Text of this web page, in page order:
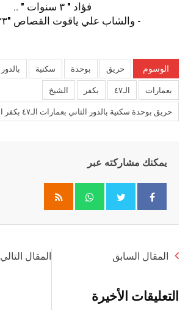
فؤاد " ٣ سنوات " ..
- والشاب علي ياقوت القصاص "٢٣ عام " ..
الوسوم حريق بوحدة سكنية بالدور
بعمارات
الـ٤٧ بكفر
الشيخ
حريق بوحدة سكنية بالدور الثاني بعمارات الـ٤٧ بكفر الشيخ
يمكنك مشاركته عبر
Whatsapp
المقال السابق المقال التالي
التعليقات الأخيرة